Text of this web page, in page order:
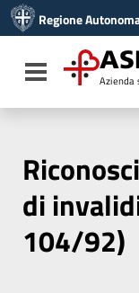
Vai al menu di
Vai al footer
Regione
Toggle Azienda
di
104/92)